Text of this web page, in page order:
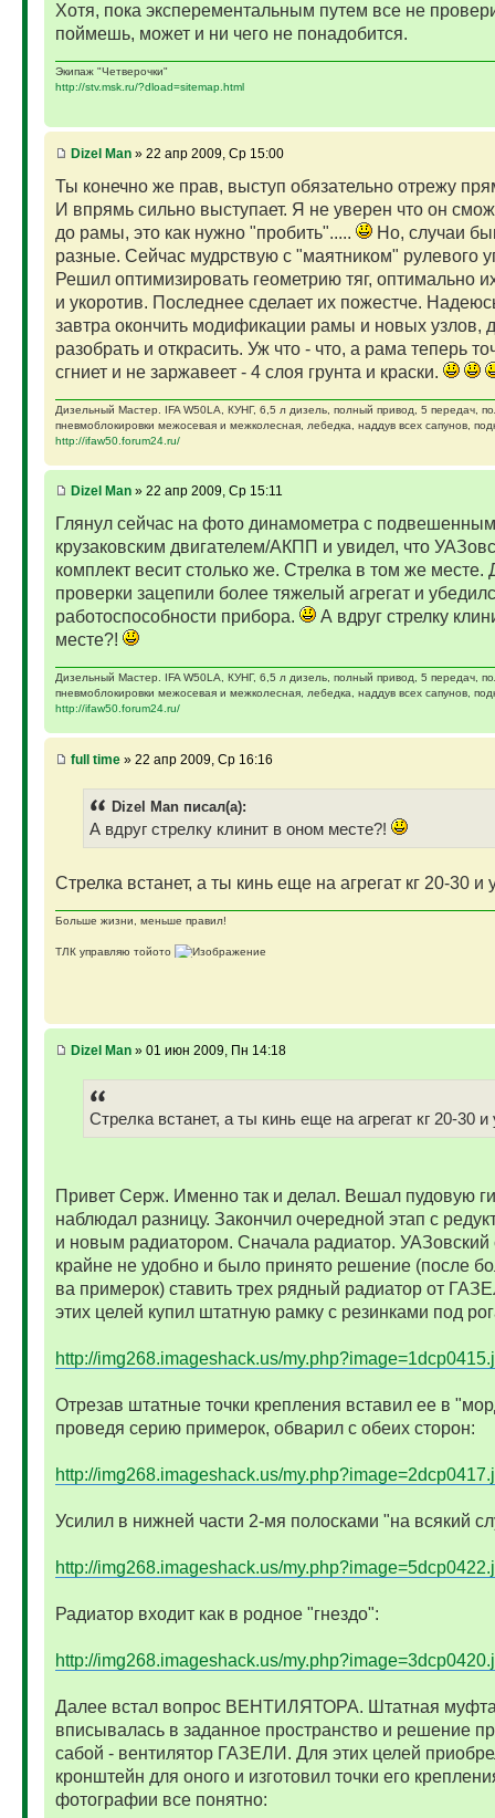
Хотя, пока эксперементальным путем все не
поймешь, может и ни чего не понадобится.
Экипаж "Четверочки"
http://stv.msk.ru/?dload=sitemap.html
Dizel Man» 22 апр 2009, Ср 15:00
Ты конечно же прав, выступ обязательно отрежу
И впрямь сильно выступает. Я не уверен что он
до рамы, это как нужно "пробить".....
Но, случаи
разные. Сейчас мудрствую с "маятником" рулевого
Решил оптимизировать геометрию тяг, оптимально
и укоротив. Последнее сделает их пожестче.
завтра окончить модификации рамы и новых узлов,
разобрать и открасить. Уж что - что, а рама теперь
сгниет и не заржавеет - 4 слоя грунта и краски.
Дизельный Мастер. IFA W50LA, КУНГ, 6,5 л дизель, полный привод, 5 передач,
пневмоблокировки межосевая и межколесная, лебедка, наддув всех сапунов,
http://ifaw50.forum24.ru/
Dizel Man» 22 апр 2009, Ср 15:11
Глянул сейчас на фото динамометра с подвешенным
крузаковским двигателем/АКПП и увидел, что
комплект весит столько же. Стрелка в том же месте.
проверки зацепили более тяжелый агрегат и
работоспособности прибора.
А вдруг стрелку
месте?!
Дизельный Мастер. IFA W50LA, КУНГ, 6,5 л дизель, полный привод, 5 передач,
пневмоблокировки межосевая и межколесная, лебедка, наддув всех сапунов,
http://ifaw50.forum24.ru/
full time» 22 апр 2009, Ср 16:16
Dizel Man писал(а):
А вдруг стрелку клинит в оном месте?!
Стрелка встанет, а ты кинь еще на агрегат кг 20-30 и
Больше жизни, меньше правил!
ТЛК управляю тойото
Dizel Man» 01 июн 2009, Пн 14:18
Стрелка встанет, а ты кинь еще на агрегат кг 20-30
Привет Серж. Именно так и делал. Вешал пудовую
наблюдал разницу. Закончил очередной этап с
и новым радиатором. Сначала радиатор. УАЗовский
крайне не удобно и было принято решение (после
ва примерок) ставить трех рядный радиатор от
этих целей купил штатную рамку с резинками под
http://img268.imageshack.us/
Отрезав штатные точки крепления вставил ее в
проведя серию примерок, обварил с обеих сторон:
http://img268.imageshack.us/
Усилил в нижней части 2-мя полосками "на всякий
http://img268.imageshack.us/
Радиатор входит как в родное "гнездо":
http://img268.imageshack.us/
Далее встал вопрос ВЕНТИЛЯТОРА. Штатная
вписывалась в заданное пространство и решение
сабой - вентилятор ГАЗЕЛИ. Для этих целей
кронштейн для оного и изготовил точки его
фотографии все понятно: